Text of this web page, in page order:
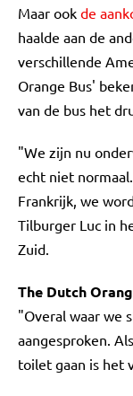
Maar ook de
haalde aan de
verschillende
Orange Bus'
van de bus het
"We zijn nu
echt niet
Frankrijk, we
Tilburger Luc in
Zuid.
The Dutch
"Overal waar we
aangesproken.
toilet gaan is het